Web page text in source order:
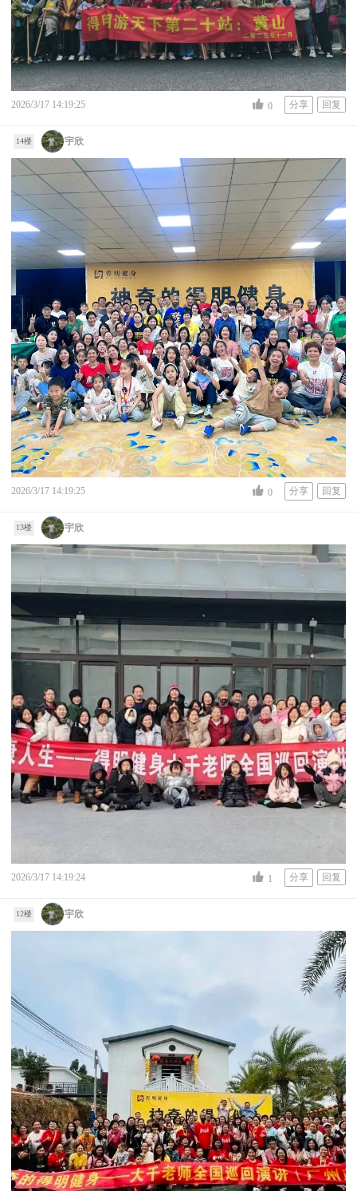
2026/3/17 14:19:25 0 分享 回复
14楼 宇欣
2026/3/17 14:19:25 0 分享 回复
13楼 宇欣
2026/3/17 14:19:24 1 分享 回复
12楼 宇欣